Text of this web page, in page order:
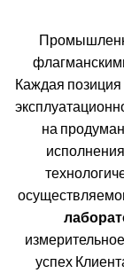
Каждая позиция
на
успех